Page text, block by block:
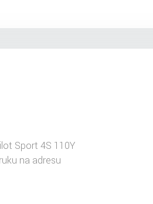
Sport 4S 110Y
na adresu